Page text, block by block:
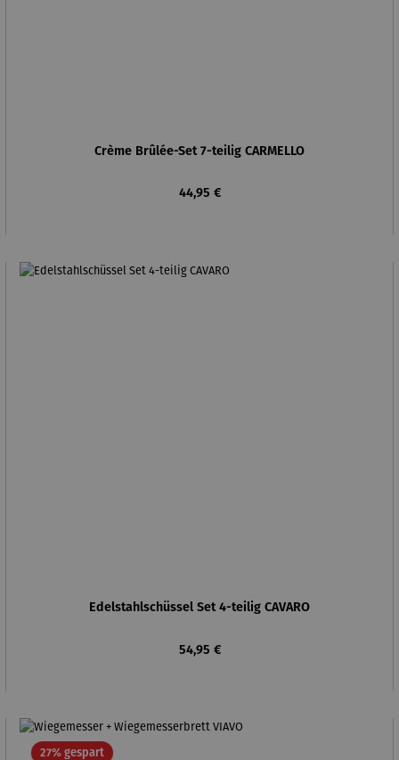
Crème Brûlée-Set 7-teilig CARMELLO
Regulärer Preis:
44,95 €
Edelstahlschüssel Set 4-teilig CAVARO
Regulärer Preis:
54,95 €
27% gespartRabatt